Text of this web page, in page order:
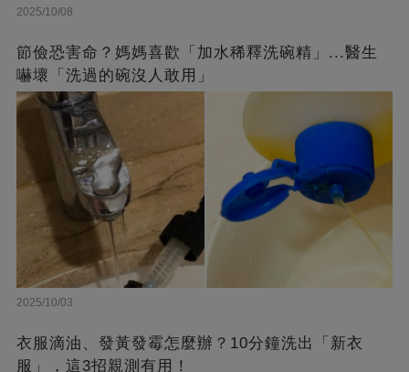
2025/10/08
節儉恐害命？媽媽喜歡「加水稀釋洗碗精」...醫生
嚇壞「洗過的碗沒人敢用」
2025/10/03
衣服滴油、發黃發霉怎麼辦？10分鐘洗出「新衣
服」，這3招親測有用！